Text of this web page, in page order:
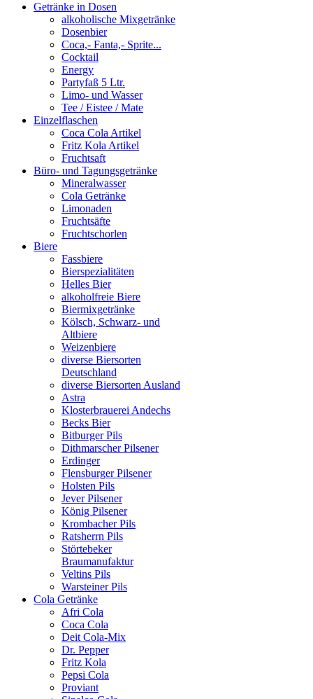
Getränke in Dosen
alkoholische Mixgetränke
Dosenbier
Coca,- Fanta,- Sprite...
Cocktail
Energy
Partyfaß 5 Ltr.
Limo- und Wasser
Tee / Eistee / Mate
Einzelflaschen
Coca Cola Artikel
Fritz Kola Artikel
Fruchtsaft
Büro- und Tagungsgetränke
Mineralwasser
Cola Getränke
Limonaden
Fruchtsäfte
Fruchtschorlen
Biere
Fassbiere
Bierspezialitäten
Helles Bier
alkoholfreie Biere
Biermixgetränke
Kölsch, Schwarz- und
Altbiere
Weizenbiere
diverse Biersorten
Deutschland
diverse Biersorten Ausland
Astra
Klosterbrauerei Andechs
Becks Bier
Bitburger Pils
Dithmarscher Pilsener
Erdinger
Flensburger Pilsener
Holsten Pils
Jever Pilsener
König Pilsener
Krombacher Pils
Ratsherrn Pils
Störtebeker
Braumanufaktur
Veltins Pils
Warsteiner Pils
Cola Getränke
Afri Cola
Coca Cola
Deit Cola-Mix
Dr. Pepper
Fritz Kola
Pepsi Cola
Proviant